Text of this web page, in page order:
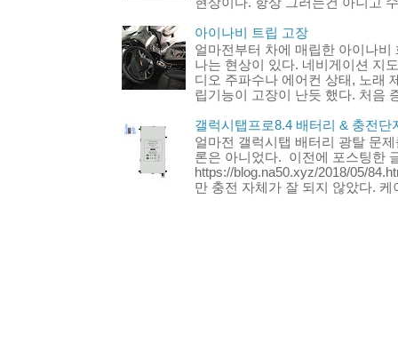
아이나비 트립 고장
얼마전부터 차에 매립한 아이나
나는 현상이 있다. 네비게이션 지
디오 주파수나 에어컨 상태, 노래
립기능이 고장이 난듯 했다. 처음
갤럭시탭프로8.4 배터리 & 충전단
얼마전 갤럭시탭 배터리 광탈 문
론은 아니었다. 이전에 포스팅한
https://blog.na50.xyz/2018/05/
만 충전 자체가 잘 되지 않았다. 케